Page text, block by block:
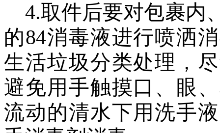
4.取件后要对包裹内
的84消毒液进行喷洒
生活垃圾分类处理，
避免用手触摸口、眼
流动的清水下用洗手